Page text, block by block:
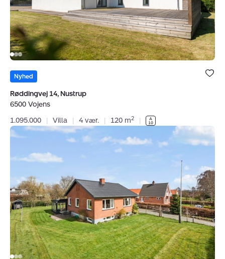
Bolig er
under dine
Nyhed
Røddingvej 14, Nustrup
6500 Vojens
1.095.000
| Villa | 4 vær. | 120 m2 |
Villa:
3,
6100
Haderslev